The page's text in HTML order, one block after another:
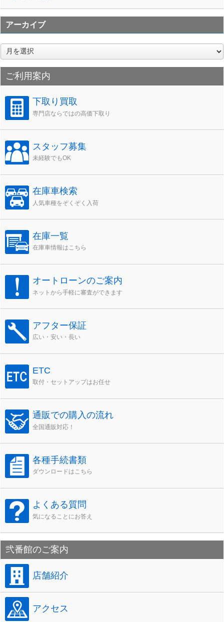
アーカイブ
ア
ー
カ
イ
ブ
ご利用案内
下取り買取
専門店ならではの高価下取り
スタッフ募集
未経験でもOK
在庫車検索
人気車種をぞくぞく入荷
在庫一覧
在庫車情報はこちら
オートローンのご案内
ネットから手軽に審査ができます
アフター保証
広い・安い・長い
ETC
取付・セットアップはお任せ
通販での購入の流れ
全国通販対応！
各種手続書類
ダウンロードはこちら
よくある質問
気になることにお答え
弐番館のご案内
店舗紹介
アクセス